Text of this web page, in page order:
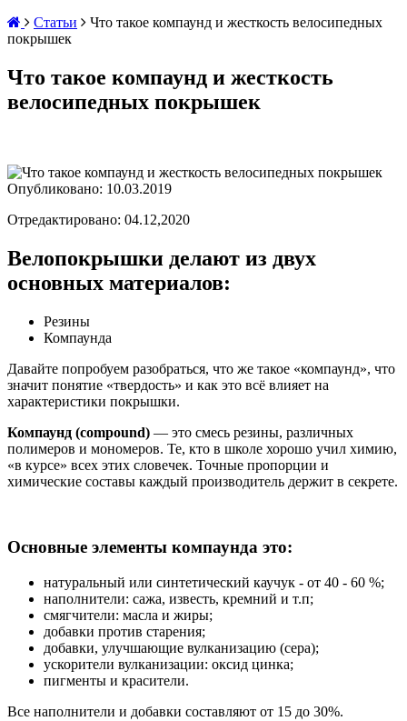
Статьи
Что такое компаунд и жесткость велосипедных
покрышек
Что такое компаунд и жесткость
велосипедных покрышек
Опубликовано: 10.03.2019
Отредактировано: 04.12,2020
Велопокрышки делают из двух
основных материалов:
Резины
Компаунда
Давайте попробуем разобраться, что же такое «компаунд», что
значит понятие «твердость» и как это всё влияет на
характеристики покрышки.
Компаунд (compound) — это смесь резины, различных
полимеров и мономеров. Те, кто в школе хорошо учил химию,
«в курсе» всех этих словечек. Точные пропорции и
химические составы каждый производитель держит в секрете.
Основные элементы компаунда это:
натуральный или синтетический каучук - от 40 - 60 %;
наполнители: сажа, известь, кремний и т.п;
смягчители: масла и жиры;
добавки против старения;
добавки, улучшающие вулканизацию (сера);
ускорители вулканизации: оксид цинка;
пигменты и красители.
Все наполнители и добавки составляют от 15 до 30%.